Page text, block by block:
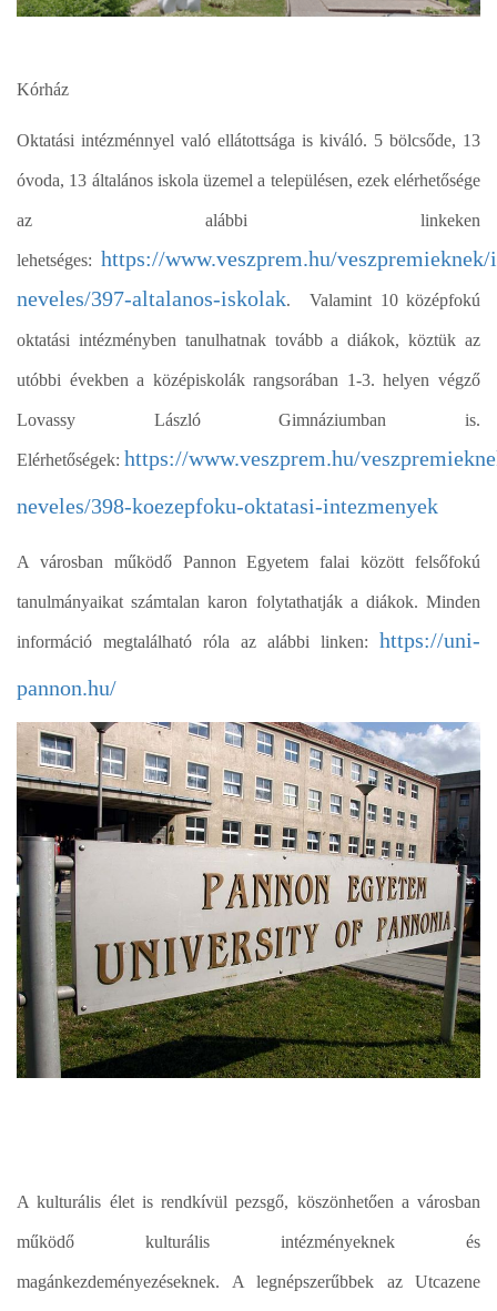
Kórház
Oktatási intézménnyel való ellátottsága is kiváló. 5 bölcsőde, 13
óvoda, 13 általános iskola üzemel a településen, ezek elérhetősége
az alábbi linkeken
lehetséges: https://www.veszprem.hu/
neveles/397-altalanos-iskolak. Valamint 10 középfokú
oktatási intézményben tanulhatnak tovább a diákok, köztük az
utóbbi években a középiskolák rangsorában 1-3. helyen végző
Lovassy László Gimnáziumban is.
Elérhetőségek: https://www.veszprem.hu/
neveles/398-koezepfoku-oktatasi-intezmenyek
A városban működő Pannon Egyetem falai között felsőfokú
tanulmányaikat számtalan karon folytathatják a diákok. Minden
információ megtalálható róla az alábbi linken: https://uni-
pannon.hu/
A kulturális élet is rendkívül pezsgő, köszönhetően a városban
működő kulturális intézményeknek és
magánkezdeményezéseknek. A legnépszerűbbek az Utcazene